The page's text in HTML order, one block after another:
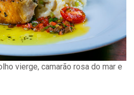
vierge, camarão rosa do mar e